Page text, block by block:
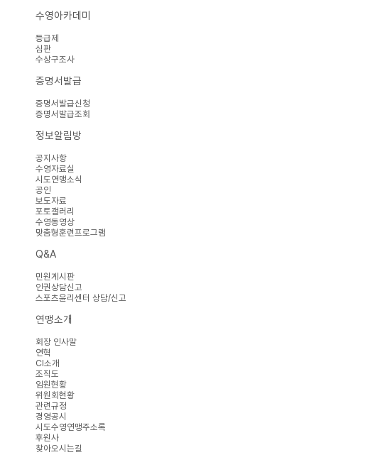
수영아카데미
등급제
심판
수상구조사
증명서발급
증명서발급신청
증명서발급조회
정보알림방
공지사항
수영자료실
시도연맹소식
공인
보도자료
포토갤러리
수영동영상
맞춤형훈련프로그램
Q&A
민원게시판
인권상담신고
스포츠윤리센터 상담/신고
연맹소개
회장 인사말
연혁
CI소개
조직도
임원현황
위원회현황
관련규정
경영공시
시도수영연맹주소록
후원사
찾아오시는길